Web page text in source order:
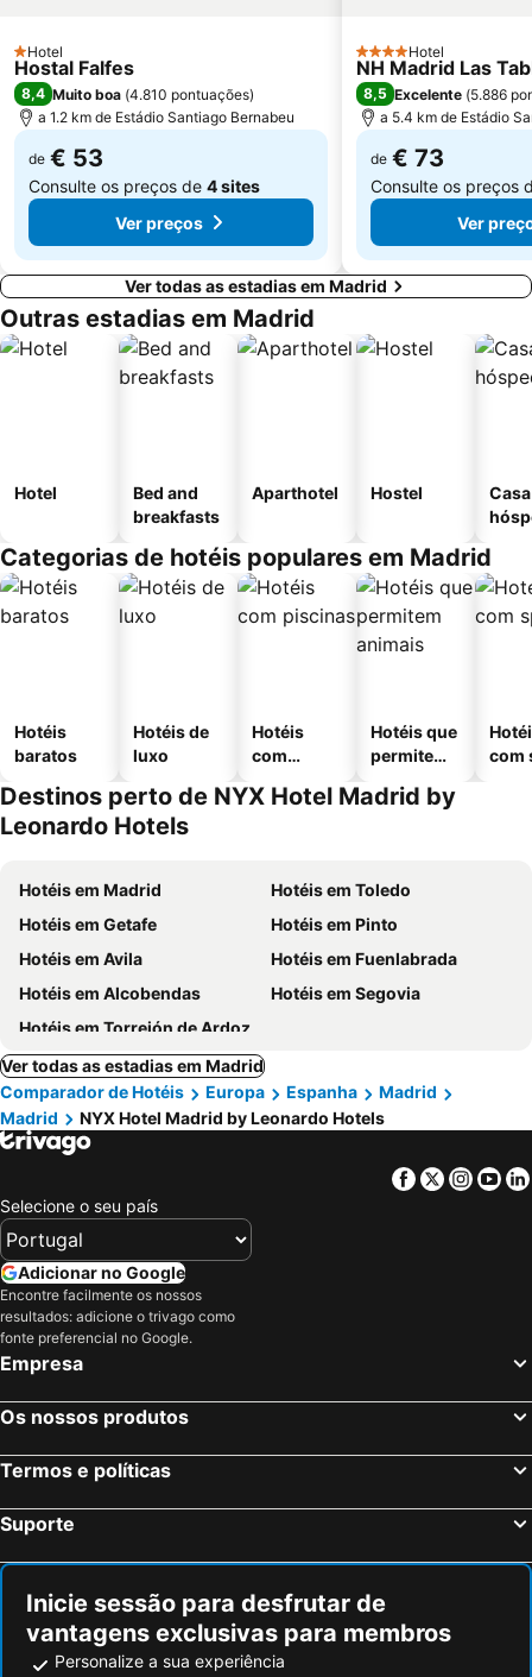
Centro Comercial Gran Vía de Hortaleza
Santiago Bernabéu Metro Station
1 Estrelas
Hotel
Hostal Falfes
8,4 Muito boa (4.810 pontuações)
a 1.2 km de Estádio Santiago Bernabeu
de € 53
Consulte os preços de 4 sites
Ver preços
4 Estrelas
Hotel
NH Madrid Las
8,5 Excelente (5.886
a 5.4 km de Estádio
de € 73
Consulte os preços
Ver
Ver todas as estadias em Madrid
Outras estadias em Madrid
Hotel
Bed and
breakfasts
Aparthotel Hostel
Categorias de hotéis populares em Madrid
Hotéis
baratos
Hotéis de
luxo
Hotéis
com
Hotéis que
permitem
com
Destinos perto de NYX Hotel Madrid by
Leonardo Hotels
Hotéis em Madrid
Hotéis em Toledo
Hotéis em Getafe
Hotéis em Pinto
Hotéis em Avila
Hotéis em Fuenlabrada
Hotéis em Alcobendas
Hotéis em Segovia
Hotéis em Torrejón de Ardoz
Ver todas as estadias em Madrid
Comparador de Hotéis
Europa Espanha
Madrid
Madrid
NYX Hotel Madrid by Leonardo Hotels
Facebook
Twitter
Selecione o seu país
Adicionar no Google
Encontre facilmente os nossos
resultados: adicione o trivago como
fonte preferencial no Google.
Empresa
Os nossos produtos
Termos e políticas
Suporte
Inicie sessão para desfrutar de
vantagens exclusivas para membros
Personalize a sua experiência